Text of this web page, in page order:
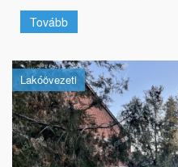
Tovább
Lakóövezeti